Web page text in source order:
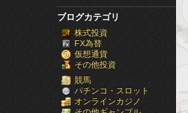
ブログカテゴリ
株式投資
FX為替
仮想通貨
その他投資
競馬
パチンコ・スロット
オンラインカジノ